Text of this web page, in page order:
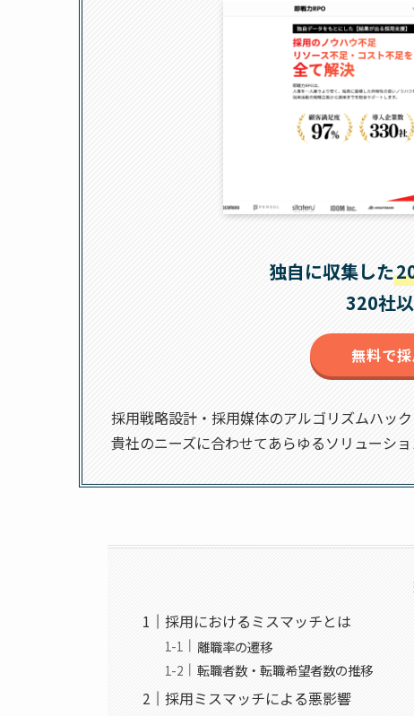
独自に収集した
320社
無料で
採用戦略設計・採用媒体のアルゴリズムハッ
貴社のニーズに合わせてあらゆるソリューショ
採用におけるミスマッチとは
離職率の遷移
転職者数・転職希望者数の推移
採用ミスマッチによる悪影響